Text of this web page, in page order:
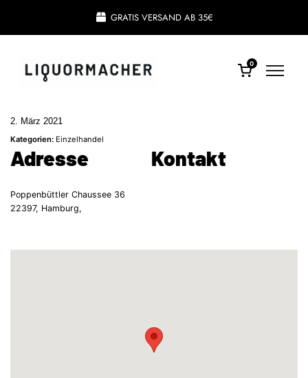
GRATIS VERSAND AB 35€
0
2. März 2021
Kategorien: Einzelhandel
Adresse
Poppenbüttler Chaussee 36
22397, Hamburg,
Kontakt